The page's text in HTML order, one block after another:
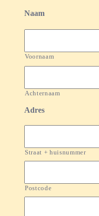
Naam
Voornaam
Achternaam
Adres
Straat + huisnummer
Postcode